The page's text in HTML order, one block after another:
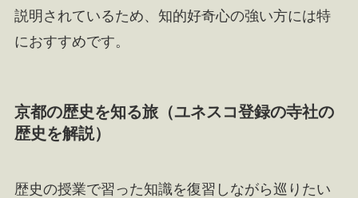
説明されているため、知的好奇心の強い方には特
におすすめです。
京都の歴史を知る旅（ユネスコ登録の寺社の
歴史を解説）
歴史の授業で習った知識を復習しながら巡りたい